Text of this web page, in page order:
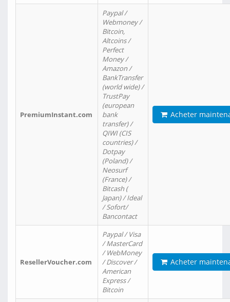
PremiumInstant.com
Paypal /
Webmoney /
Bitcoin,
Altcoins /
Perfect
Money /
Amazon /
BankTransfer
(world wide) /
TrustPay
(european
bank
transfer) /
QIWI (CIS
countries) /
Dotpay
(Poland) /
Neosurf
(France) /
Bitcash (
Japan) / Ideal
/ Sofort/
Bancontact
Acheter
ResellerVoucher.com
Paypal / Visa
/ MasterCard
/ WebMoney
/ Discover /
American
Express /
Bitcoin
Acheter